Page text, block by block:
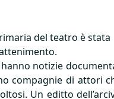
del teatro è
notizie
compagnie di attori
Un editto